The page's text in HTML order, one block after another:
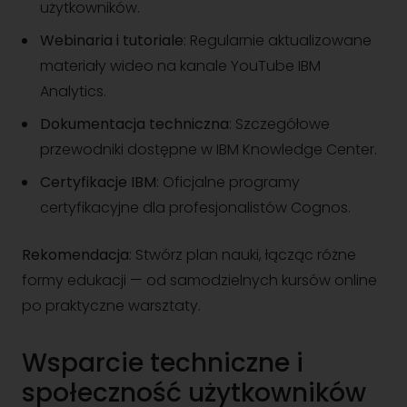
użytkowników.
Webinaria i tutoriale: Regularnie aktualizowane
materiały wideo na kanale YouTube IBM
Analytics.
Dokumentacja techniczna: Szczegółowe
przewodniki dostępne w IBM Knowledge Center.
Certyfikacje IBM: Oficjalne programy
certyfikacyjne dla profesjonalistów Cognos.
Rekomendacja: Stwórz plan nauki, łącząc różne
formy edukacji — od samodzielnych kursów online
po praktyczne warsztaty.
Wsparcie techniczne i
społeczność użytkowników